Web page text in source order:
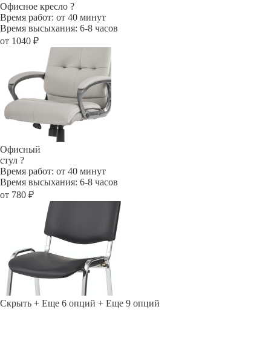
Офисное кресло ?
Время работ: от 40 минут
Время высыхания: 6-8 часов
от 1040 ₽
Офисный
стул ?
Время работ: от 40 минут
Время высыхания: 6-8 часов
от 780 ₽
Скрыть + Еще 6 опций + Еще 9 опций